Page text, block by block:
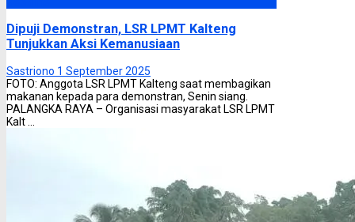
Dipuji Demonstran, LSR LPMT Kalteng
Tunjukkan Aksi Kemanusiaan
Sastriono 1 September 2025
FOTO: Anggota LSR LPMT Kalteng saat membagikan
makanan kepada para demonstran, Senin siang.
PALANGKA RAYA – Organisasi masyarakat LSR LPMT
Kalt ...